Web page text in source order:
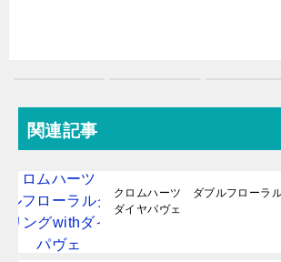
関連記事
クロムハーツ ダブルフローラ
ダイヤパヴェ